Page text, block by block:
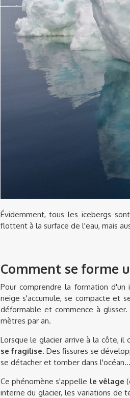
Évidemment, tous les icebergs
flottent à la surface de l'eau, mais
Comment se forme
Pour comprendre la formation d'un
neige s'accumule, se compacte et
déformable et commence à
mètres par an.
Lorsque le glacier arrive à la côte,
se fragilise. Des fissures se
se détacher et tomber dans l'océan...
Ce phénomène s'appelle le vêlage
interne du glacier, les variations de